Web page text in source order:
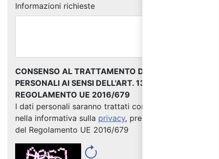
Informazioni richieste
CONSENSO AL TRATTAMENTO DEI DATI
PERSONALI AI SENSI DELL'ART. 13 DEL
REGOLAMENTO UE 2016/679
I dati personali saranno trattati come indicato
nella informativa sulla privacy, predisposta ai sensi
del Regolamento UE 2016/679